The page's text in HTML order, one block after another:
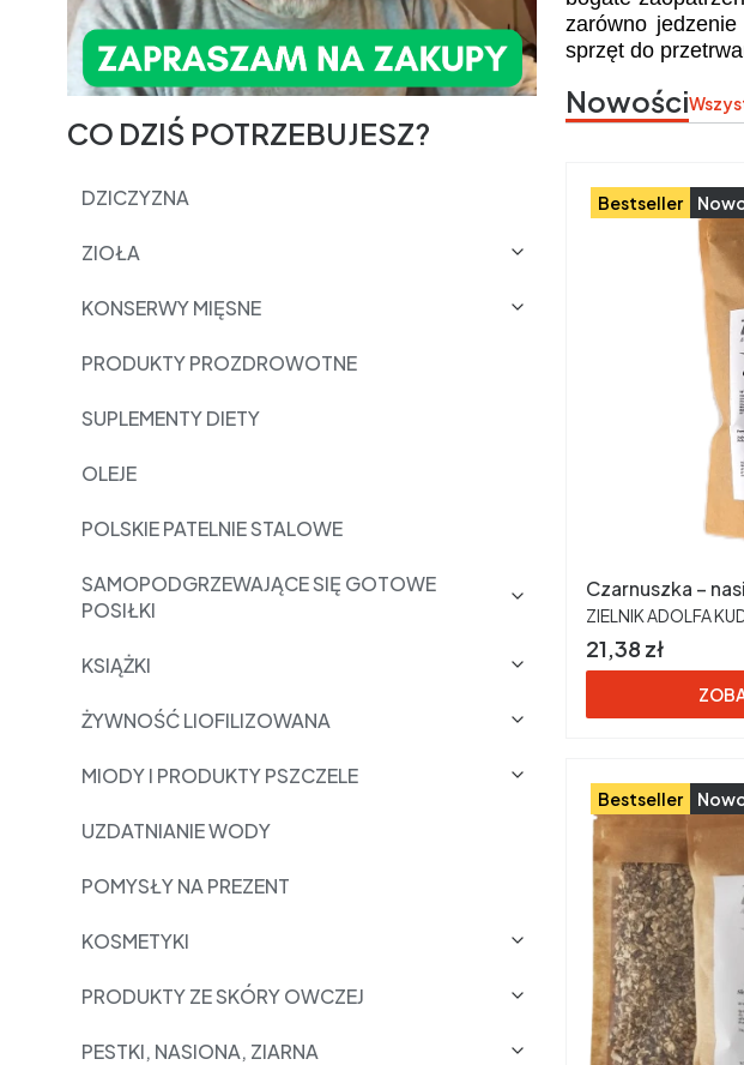
CO DZIŚ POTRZEBUJESZ?
DZICZYZNA
ZIOŁA
KONSERWY MIĘSNE
PRODUKTY PROZDROWOTNE
SUPLEMENTY DIETY
OLEJE
POLSKIE PATELNIE STALOWE
SAMOPODGRZEWAJĄCE SIĘ GOTOWE
POSIŁKI
KSIĄŻKI
ŻYWNOŚĆ LIOFILIZOWANA
MIODY I PRODUKTY PSZCZELE
UZDATNIANIE WODY
POMYSŁY NA PREZENT
KOSMETYKI
PRODUKTY ZE SKÓRY OWCZEJ
PESTKI, NASIONA, ZIARNA
zarówno
sprzęt do
Nowości
Bestseller
Czarnuszka –
PRODUCENT
ZIELNIK ADOLFA
Cena
21,38 zł
Bestseller